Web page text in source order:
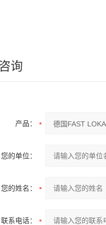
询
产品：
您的单位：
您的姓名：
联系电话：